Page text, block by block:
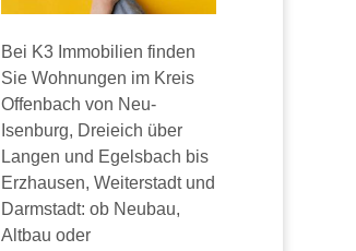
Bei K3 Immobilien finden
Sie Wohnungen im Kreis
Offenbach von Neu-
Isenburg, Dreieich über
Langen und Egelsbach bis
Erzhausen, Weiterstadt und
Darmstadt: ob Neubau,
Altbau oder